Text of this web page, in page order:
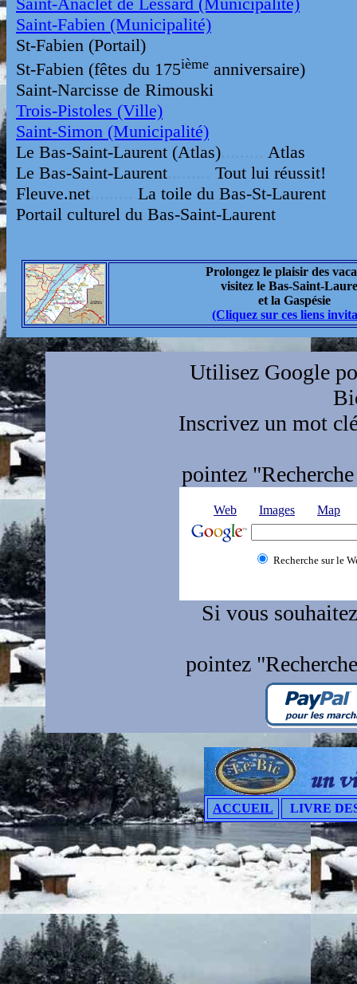
Saint-Fabien (Municipalité)
St-Fabien (Portail)
St-Fabien (fêtes du 175ième anniversaire)
Saint-Narcisse de Rimouski
Trois-Pistoles (Ville)
Saint-Simon (Municipalité)
Le Bas-Saint-Laurent (Atlas)
Atlas
Le Bas-Saint-Laurent
Tout lui réussit!
Fleuve.net
La toile du Bas-St-Laurent
Portail culturel du Bas-Saint-Laurent
Prolongez le plaisir des
visitez le Bas-Saint-
et la Gaspésie
(Cliquez sur ces liens
Utilisez Google
Inscrivez un mot
pointez
Web Images Map
Recherche sur le
Si vous
pointez
ACCUEIL LIVRE